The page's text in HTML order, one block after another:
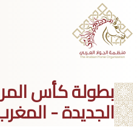
بطولة كأس
الجديدة - المغرب